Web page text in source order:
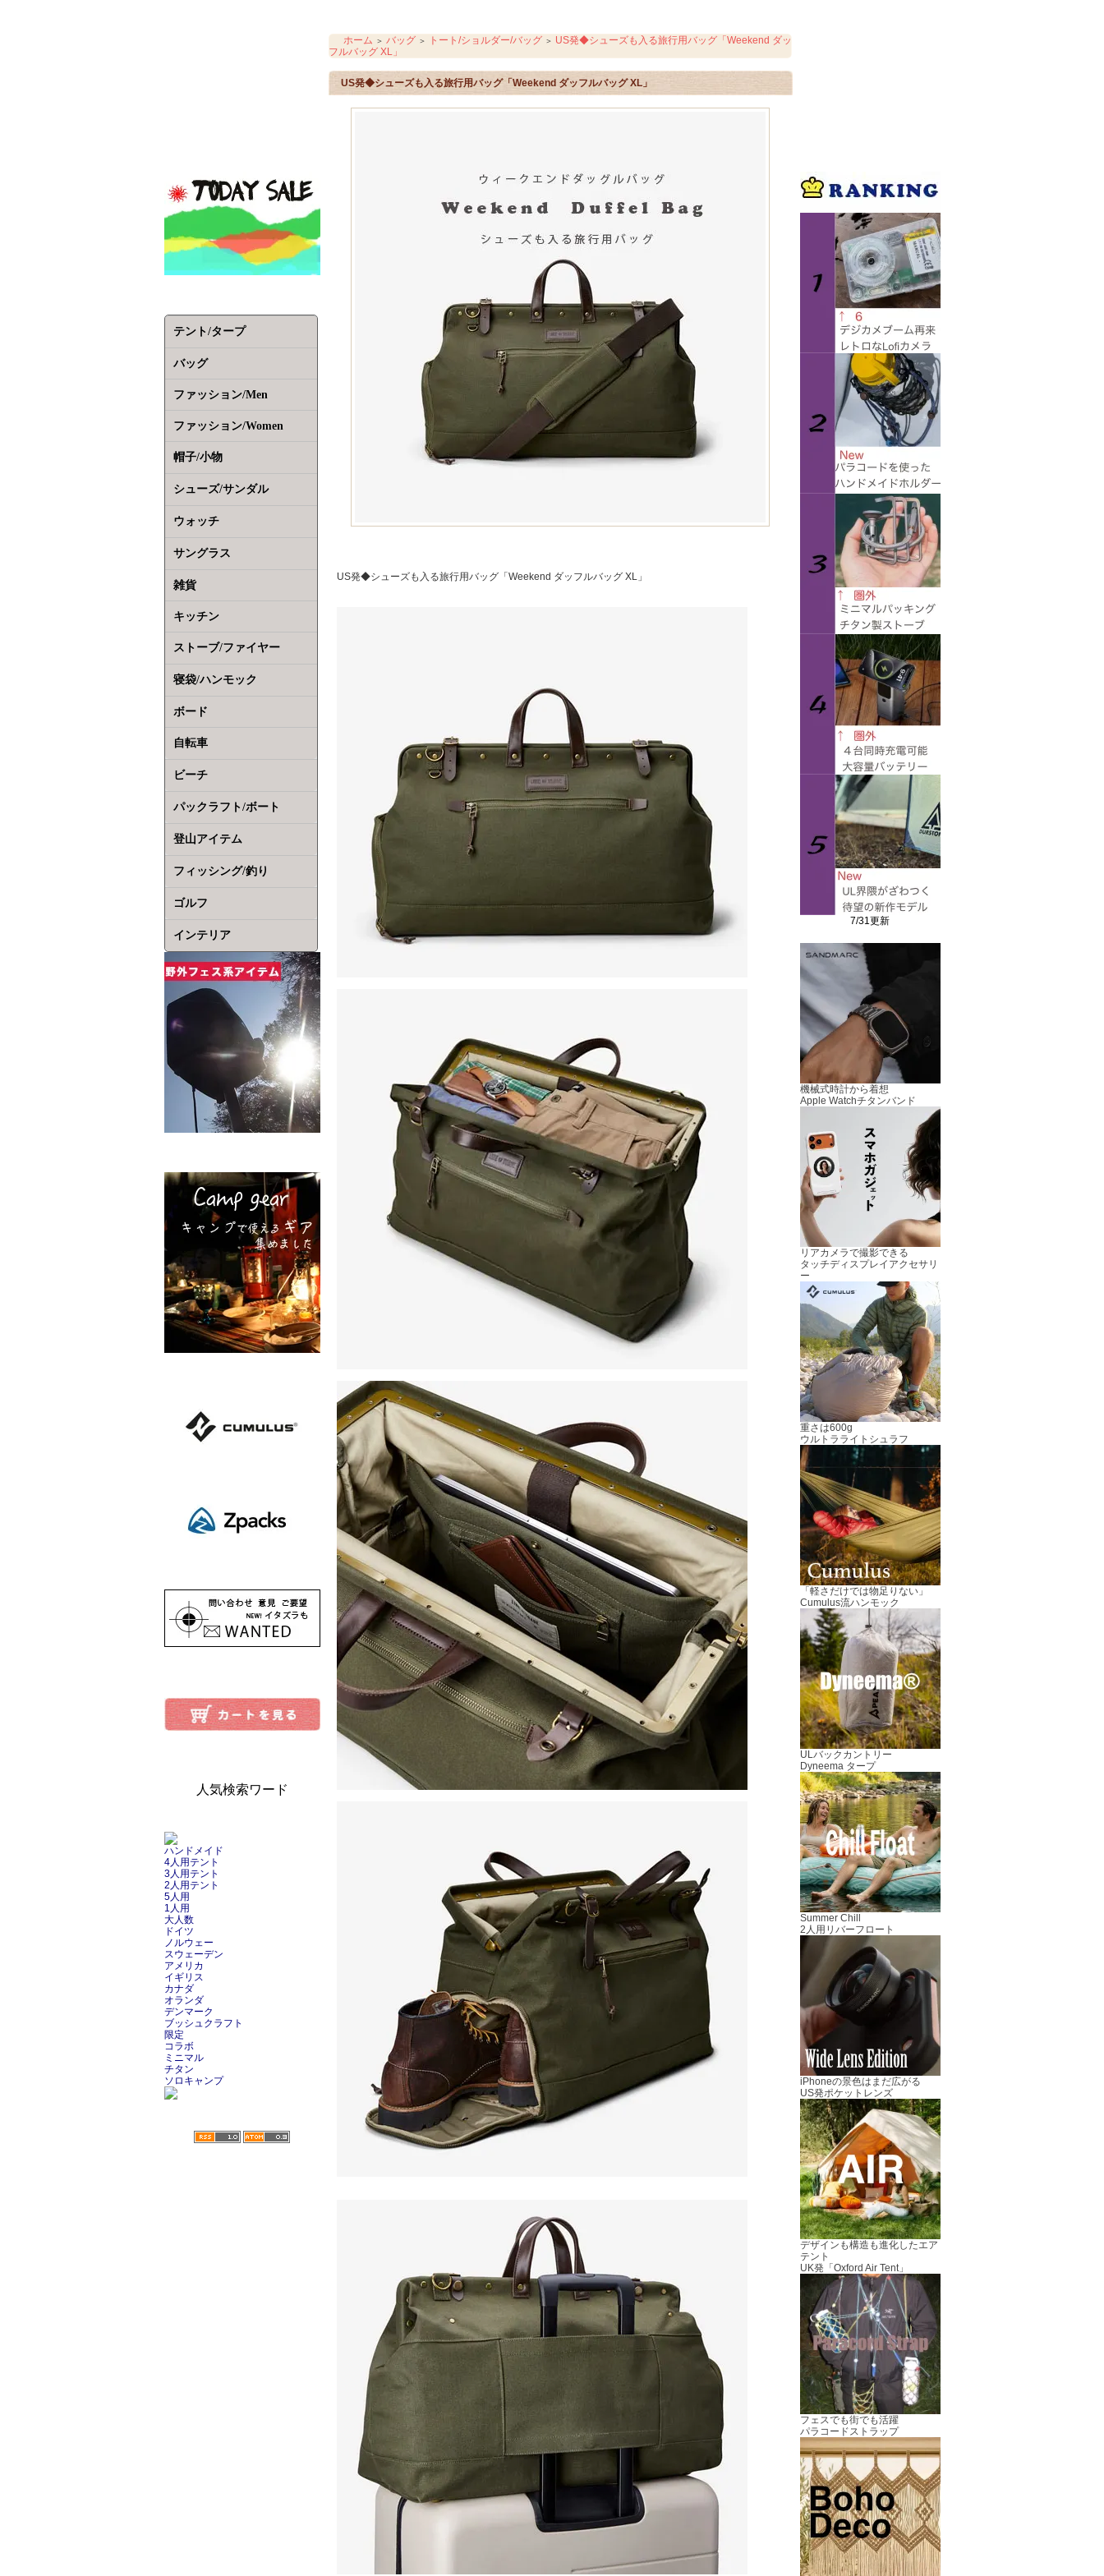
テント/タープ
バッグ
ファッション/Men
ファッション/Women
帽子/小物
シューズ/サンダル
ウォッチ
サングラス
雑貨
キッチン
ストーブ/ファイヤー
寝袋/ハンモック
ボード
自転車
ビーチ
パックラフト/ボート
登山アイテム
フィッシング/釣り
ゴルフ
インテリア
人気検索ワード
ハンドメイド
4人用テント
3人用テント
2人用テント
5人用
1人用
大人数
ドイツ
ノルウェー
スウェーデン
アメリカ
イギリス
カナダ
オランダ
デンマーク
ブッシュクラフト
限定
コラボ
ミニマル
チタン
ソロキャンプ
ホーム ＞ バッグ ＞ トート/ショルダー/バッグ ＞ US発◆シューズも入る旅行用バッグ「Weekend ダッ
フルバッグ XL」
US発◆シューズも入る旅行用バッグ「Weekend ダッフルバッグ XL」
US発◆シューズも入る旅行用バッグ「Weekend ダッフルバッグ XL」
7/31更新
機械式時計から着想
Apple Watchチタンバンド
リアカメラで撮影できる
タッチディスプレイアクセサリ
ー
重さは600g
ウルトラライトシュラフ
「軽さだけでは物足りない」
Cumulus流ハンモック
ULバックカントリー
Dyneema タープ
Summer Chill
2人用リバーフロート
iPhoneの景色はまだ広がる
US発ポケットレンズ
デザインも構造も進化したエア
テント
UK発「Oxford Air Tent」
フェスでも街でも活躍
パラコードストラップ